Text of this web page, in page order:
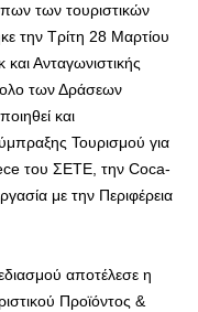
των τουριστικών
την Τρίτη 28 Μαρτίου
Ανταγωνιστικής
των Δράσεων
και
Τουρισμού για
του ΣΕΤΕ, την Coca-
με την Περιφέρεια
αποτέλεσε η
Προϊόντος &